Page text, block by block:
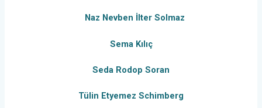
Naz Nevben İlter Solmaz
Sema Kılıç
Seda Rodop Soran
Tülin Etyemez Schimberg